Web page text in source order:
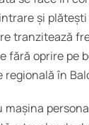
și plătești
tranzitează
oprire pe
regională în